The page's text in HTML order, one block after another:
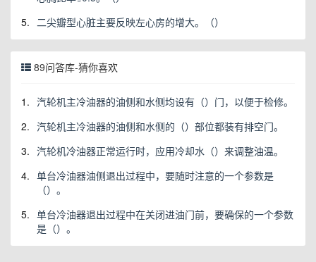
5. 二尖瓣型心脏主要反映左心房的增大。（）
89问答库-猜你喜欢
1. 汽轮机主冷油器的油侧和水侧均设有（）门，以便于检修。
2. 汽轮机主冷油器的油侧和水侧的（）部位都装有排空门。
3. 汽轮机冷油器正常运行时，应用冷却水（）来调整油温。
4. 单台冷油器油侧退出过程中，要随时注意的一个参数是
（）。
5. 单台冷油器退出过程中在关闭进油门前，要确保的一个参数
是（）。